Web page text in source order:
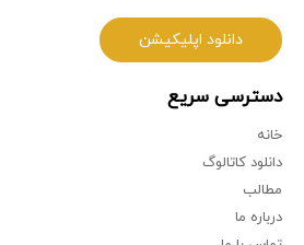
دانلود اپلیکیشن
دسترسی سریع
خانه
دانلود کاتالوگ
مطالب
درباره ما